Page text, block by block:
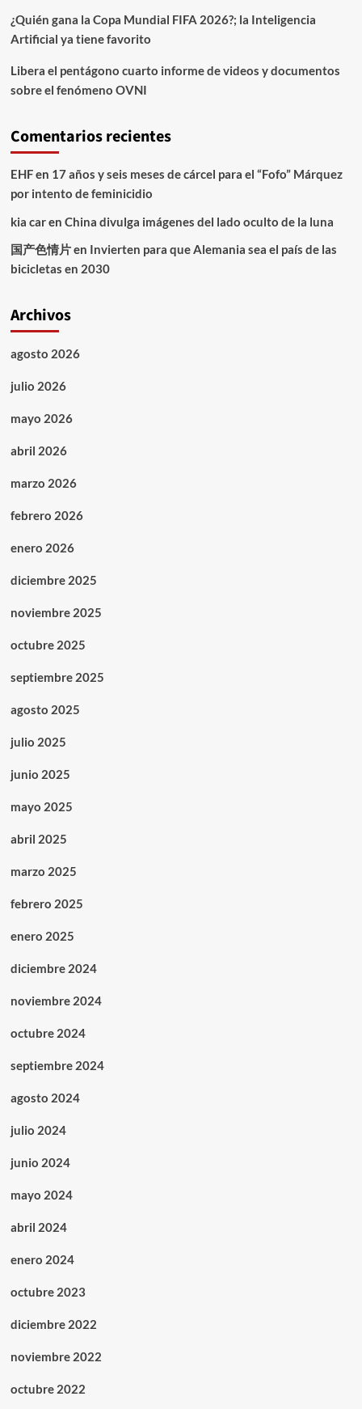
¿Quién gana la Copa Mundial FIFA 2026?; la Inteligencia
Artificial ya tiene favorito
Libera el pentágono cuarto informe de videos y documentos
sobre el fenómeno OVNI
Comentarios recientes
EHFen 17 años y seis meses de cárcel para el “Fofo” Márquez
por intento de feminicidio
kia caren China divulga imágenes del lado oculto de la luna
国产色情片en Invierten para que Alemania sea el país de las
bicicletas en 2030
Archivos
agosto 2026
julio 2026
mayo 2026
abril 2026
marzo 2026
febrero 2026
enero 2026
diciembre 2025
noviembre 2025
octubre 2025
septiembre 2025
agosto 2025
julio 2025
junio 2025
mayo 2025
abril 2025
marzo 2025
febrero 2025
enero 2025
diciembre 2024
noviembre 2024
octubre 2024
septiembre 2024
agosto 2024
julio 2024
junio 2024
mayo 2024
abril 2024
enero 2024
octubre 2023
diciembre 2022
noviembre 2022
octubre 2022